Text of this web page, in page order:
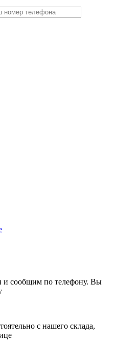
и сообщим по телефону. Вы
с нашего склада,